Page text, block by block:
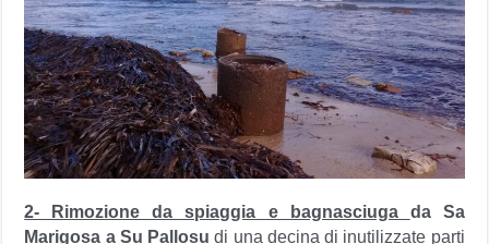
2- Rimozione da spiaggia e bagnasciuga da Sa
Marigosa a Su Pallosudi una decina di inutilizzate parti